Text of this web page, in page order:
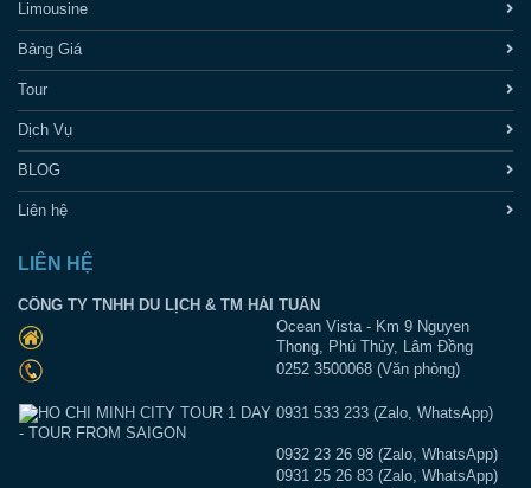
Limousine
Bảng Giá
Tour
Dịch Vụ
BLOG
Liên hệ
LIÊN HỆ
CÔNG TY TNHH DU LỊCH & TM HẢI TUẤN
Ocean Vista - Km 9 Nguyen
Thong, Phú Thủy, Lâm Đồng
0252 3500068 (Văn phòng)
0931 533 233 (Zalo, WhatsApp)
0932 23 26 98 (Zalo, WhatsApp)
0931 25 26 83 (Zalo, WhatsApp)